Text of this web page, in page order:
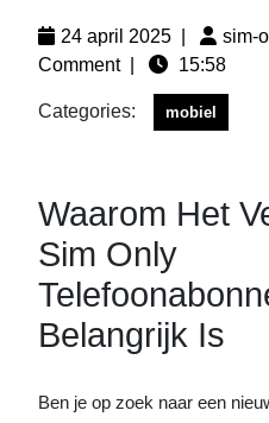
24 april 2025 sim-
Comment
15:58
Categories: mobiel
Waarom Het
Sim Only
Belangrijk Is
Ben je op zoek naar een